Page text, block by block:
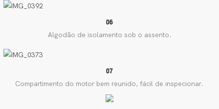
06
Algodão de isolamento sob o assento.
07
Compartimento do motor bem reunido, fácil de inspecionar.